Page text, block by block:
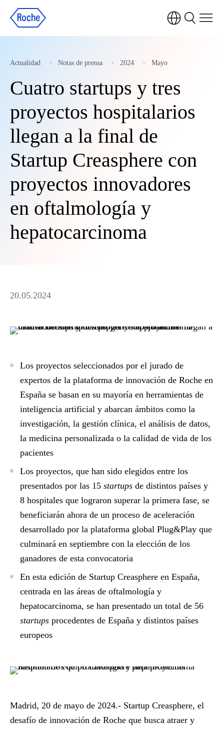
Actualidad Notas de prensa 2024 Mayo
Cuatro startups y tres
proyectos hospitalarios
llegan a la final de
Startup Creasphere con
proyectos innovadores
en oftalmología y
hepatocarcinoma
20.05.2024
Los proyectos seleccionados por el jurado de
expertos de la plataforma de innovación de Roche en
España se basan en su mayoría en herramientas de
inteligencia artificial y abarcan ámbitos como la
investigación, la gestión clínica, el análisis de datos,
la medicina personalizada o la calidad de vida de los
pacientes
Los proyectos, que han sido elegidos entre los
presentados por las 15 startups de distintos países y
8 hospitales que lograron superar la primera fase, se
beneficiarán ahora de un proceso de aceleración
desarrollado por la plataforma global Plug&Play que
culminará en septiembre con la elección de los
ganadores de esta convocatoria
En esta edición de Startup Creasphere en España,
centrada en las áreas de oftalmología y
hepatocarcinoma, se han presentado un total de 56
startups procedentes de España y distintos países
europeos
Madrid, 20 de mayo de 2024.- Startup Creasphere, el
desafío de innovación de Roche que busca atraer y